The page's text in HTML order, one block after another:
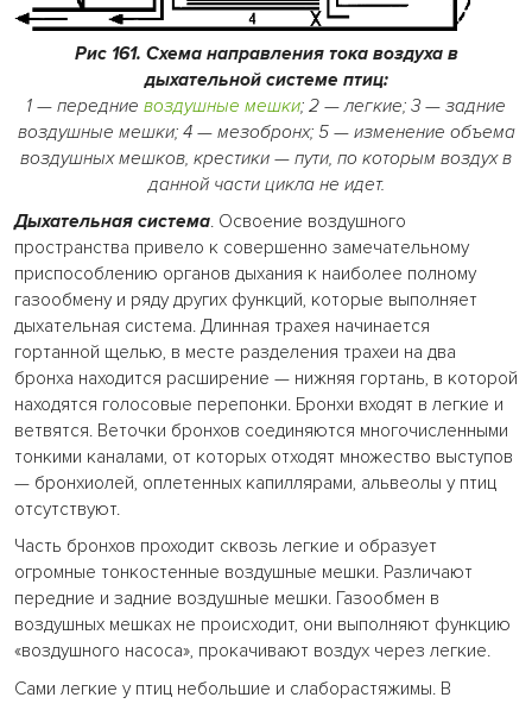
Рис 161. Схема направления тока воздуха в
дыхательной системе птиц:
1 — передние воздушные мешки; 2 — легкие; 3 — задние
воздушные мешки; 4 — мезобронх; 5 — изменение объема
воздушных мешков, крестики — пути, по которым воздух в
данной части цикла не идет.
Дыхательная система. Освоение воздушного
пространства привело к совершенно замечательному
приспособлению органов дыхания к наиболее полному
газообмену и ряду других функций, которые выполняет
дыхательная система. Длинная трахея начинается
гортанной щелью, в месте разделения трахеи на два
бронха находится расширение — нижняя гортань, в которой
находятся голосовые перепонки. Бронхи входят в легкие и
ветвятся. Веточки бронхов соединяются многочисленными
тонкими каналами, от которых отходят множество выступов
— бронхиолей, оплетенных капиллярами, альвеолы у птиц
отсутствуют.
Часть бронхов проходит сквозь легкие и образует
огромные тонкостенные воздушные мешки. Различают
передние и задние воздушные мешки. Газообмен в
воздушных мешках не происходит, они выполняют функцию
«воздушного насоса», прокачивают воздух через легкие.
Сами легкие у птиц небольшие и слаборастяжимы. В